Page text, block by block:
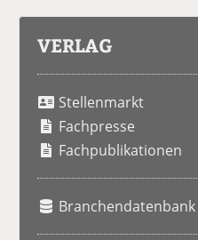
VERLAG
Stellenmarkt
Fachpresse
Fachpublikationen
Branchendatenbank